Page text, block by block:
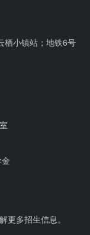
栖小镇站；地铁6号
更多招生信息。